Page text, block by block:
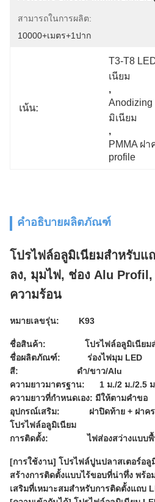
สามารถในการผลิต:
10000+เมตร+1ปาก
เน้น:
T3-T8
เนียม
,
มิเนียม
,
PMMA ฝ
profile
คำอธิบายผลิตภัณฑ์
โปรไฟล์อลูมิเนียมสำหรับแ
ลง, มุมไฟ, ช่อง Alu
ความร้อน
หมายเลขรุ่น: K93
ชื่อสินค้า: โปรไฟล์อลูมิเนียมสำ
ชื่อผลิตภัณฑ์: ร่องไฟมุม LED
สี: ดำ/ขาว/Alu
ความยาวมาตรฐาน: 1 ม./2 ม./2.5
ความยาวที่กำหนดเอง: มีให้ตามคำขอ
อุปกรณ์เสริม: ฝาปิดท้าย + ฝาครอ
โปรไฟล์อลูมิเนียม
การติดตั้ง: ไฟส่องสว่างแบบพื้
[การใช้งาน] โปรไฟล์ปูนปลาสเตอร์อ
สร้างการติดตั้งแบบไร้ขอบที่น่าทึ่ง พร้
เสริมที่เหมาะสมสำหรับการติดตั้งแถบ